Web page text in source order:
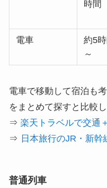
時間
電車
約5
～
電車で移動して宿泊も
をまとめて探すと比較し
⇒ 楽天トラベルで交通
⇒ 日本旅行のJR・新幹
普通列車